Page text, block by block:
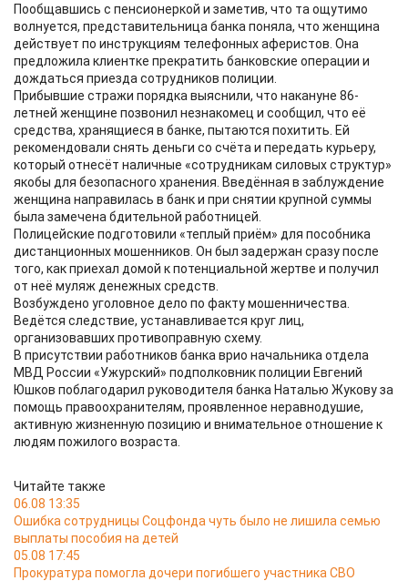
Пообщавшись с пенсионеркой и заметив, что та ощутимо
волнуется, представительница банка поняла, что женщина
действует по инструкциям телефонных аферистов. Она
предложила клиентке прекратить банковские операции и
дождаться приезда сотрудников полиции.
Прибывшие стражи порядка выяснили, что накануне 86-
летней женщине позвонил незнакомец и сообщил, что её
средства, хранящиеся в банке, пытаются похитить. Ей
рекомендовали снять деньги со счёта и передать курьеру,
который отнесёт наличные «сотрудникам силовых структур»
якобы для безопасного хранения. Введённая в заблуждение
женщина направилась в банк и при снятии крупной суммы
была замечена бдительной работницей.
Полицейские подготовили «теплый приём» для пособника
дистанционных мошенников. Он был задержан сразу после
того, как приехал домой к потенциальной жертве и получил
от неё муляж денежных средств.
Возбуждено уголовное дело по факту мошенничества.
Ведётся следствие, устанавливается круг лиц,
организовавших противоправную схему.
В присутствии работников банка врио начальника отдела
МВД России «Ужурский» подполковник полиции Евгений
Юшков поблагодарил руководителя банка Наталью Жукову за
помощь правоохранителям, проявленное неравнодушие,
активную жизненную позицию и внимательное отношение к
людям пожилого возраста.
Читайте также
06.08 13:35
Ошибка сотрудницы Соцфонда чуть было не лишила семью
выплаты пособия на детей
05.08 17:45
Прокуратура помогла дочери погибшего участника СВО